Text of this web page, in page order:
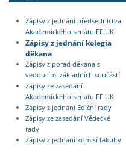
Zápisy z jednání předsednictva
Akademického senátu FF UK
Zápisy z jednání kolegia
děkana
Zápisy z porad děkana s
vedoucími základních součástí
Zápisy ze zasedání
Akademického senátu FF UK
Zápisy z jednání Ediční rady
Zápisy ze zasedání Vědecké
rady
Zápisy z jednání komisí fakulty